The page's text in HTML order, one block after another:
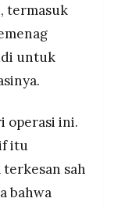
termasuk
untuk
operasi ini.
itu
sah
bahwa